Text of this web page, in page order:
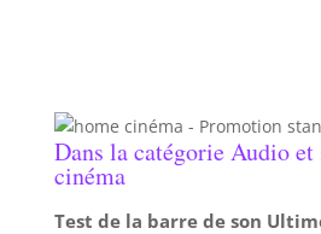
Dans la catégorie Audio et
cinéma
Test de la barre de son